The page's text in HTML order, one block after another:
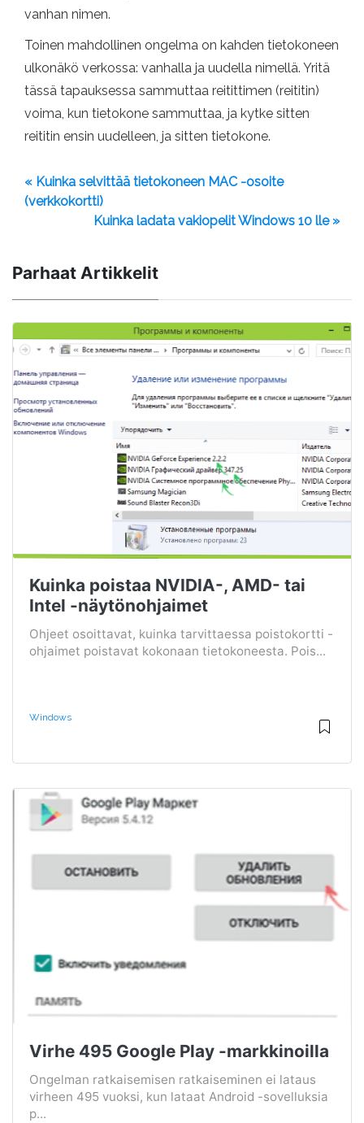
vanhan nimen.
Toinen mahdollinen ongelma on kahden tietokoneen
ulkonäkö verkossa: vanhalla ja uudella nimellä. Yritä
tässä tapauksessa sammuttaa reitittimen (reititin)
voima, kun tietokone sammuttaa, ja kytke sitten
reititin ensin uudelleen, ja sitten tietokone.
« Kuinka selvittää tietokoneen MAC -osoite
(verkkokortti)
Kuinka ladata vakiopelit Windows 10 lle »
Parhaat Artikkelit
Kuinka poistaa NVIDIA-, AMD- tai
Intel -näytönohjaimet
Ohjeet osoittavat, kuinka tarvittaessa poistokortti -
ohjaimet poistavat kokonaan tietokoneesta. Pois...
Windows
Virhe 495 Google Play -markkinoilla
Ongelman ratkaisemisen ratkaiseminen ei lataus
virheen 495 vuoksi, kun lataat Android -sovelluksia
p...